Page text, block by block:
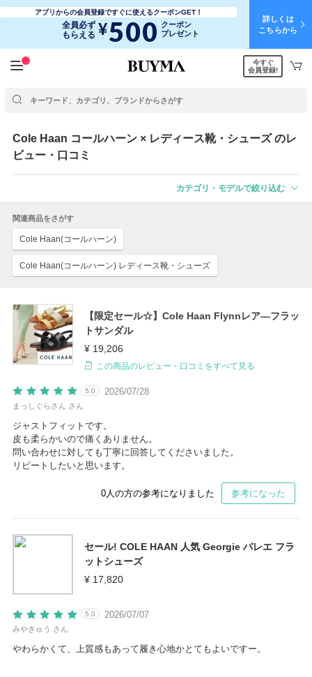
アプリからの会員登録ですぐに使えるクーポンGET！
全員必ず
もらえる ¥500 クーポン
プレゼント
詳しくは
こちらから
今すぐ
会員登録!
Cole Haan コールハーン× レディース靴・シューズ のレ
ビュー・口コミ
カテゴリ・モデルで絞り込む
関連商品をさがす
Cole Haan(コールハーン)
Cole Haan(コールハーン) レディース靴・シューズ
【限定セール☆】Cole Haan Flynnレア―フラッ
トサンダル
¥ 19,206
この商品のレビュー・口コミをすべて見る
2026/07/28
5.0
まっしぐらさん さん
ジャストフィットです。
皮も柔らかいので痛くありません。
問い合わせに対しても丁寧に回答してくださいました。
リピートしたいと思います。
0 人の方の参考になりました 参考になった
セール! COLE HAAN 人気 Georgie バレエ フラ
ットシューズ
¥ 17,820
2026/07/07
5.0
みやきゅう さん
やわらかくて、上質感もあって履き心地かとてもよいですー。